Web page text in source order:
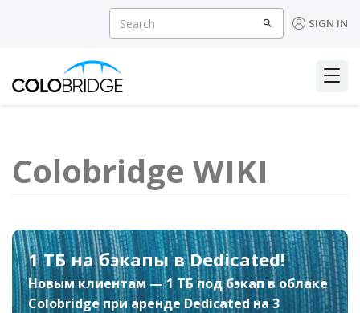
SIGN IN
Colobridge WIKI
1 ТБ на бэкапы в Dedicated!
Новым клиентам — 1 ТБ под бэкап в облаке
Colobridge при аренде Dedicated на 3